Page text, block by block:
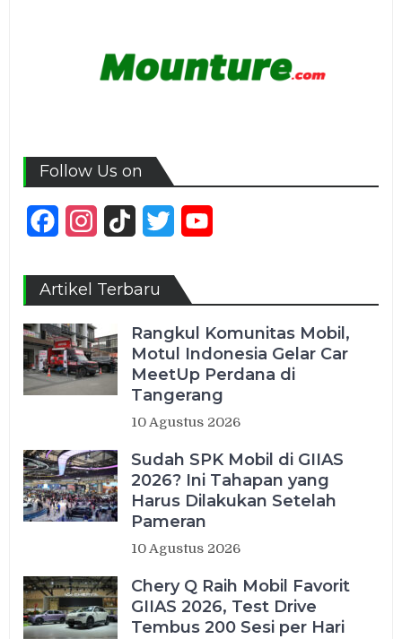
Follow Us on
FacebookInstagram
TikTok Twitter
Artikel Terbaru
Rangkul Komunitas Mobil,
Motul Indonesia Gelar Car
MeetUp Perdana di
Tangerang
10 Agustus 2026
Sudah SPK Mobil di GIIAS
2026? Ini Tahapan yang
Harus Dilakukan Setelah
Pameran
10 Agustus 2026
Chery Q Raih Mobil Favorit
GIIAS 2026, Test Drive
Tembus 200 Sesi per Hari